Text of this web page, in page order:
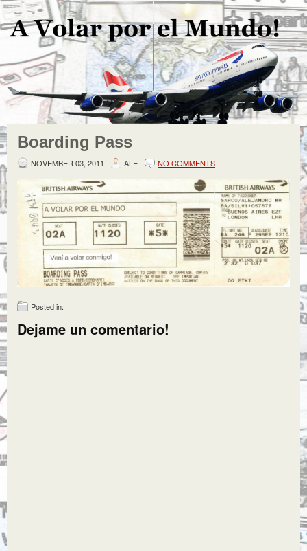
Boarding Pass
NOVEMBER 03, 2011 ALE NO COMMENTS
Posted in:
Dejame un comentario!